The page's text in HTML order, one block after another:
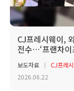
CJ프레시웨이,
전수…‘프랜차이
보도자료
CJ프레
2026.06.22